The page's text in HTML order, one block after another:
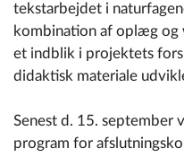
tekstarbejdet i
kombination af oplæg og
et indblik i projektets
didaktisk materiale
Senest d. 15. september
program for